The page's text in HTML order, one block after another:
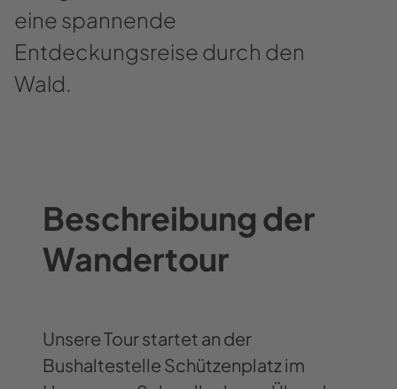
eine spannende
Entdeckungsreise durch den
Wald.
Beschreibung der
Wandertour
Unsere Tour startet an der
Bushaltestelle Schützenplatz im